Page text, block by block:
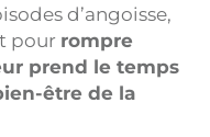
d’angoisse,
pour rompre
prend le temps
être de la